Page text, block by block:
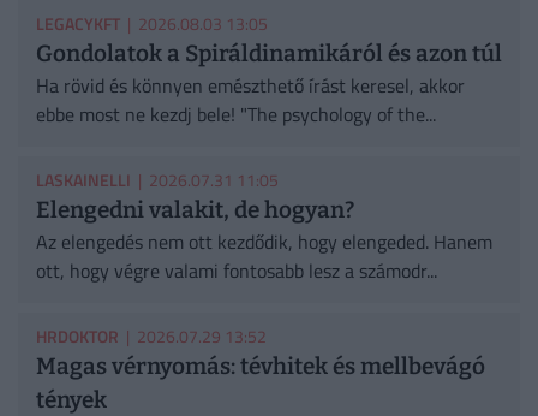
LEGACYKFT | 2026.08.03 13:05
Gondolatok a Spiráldinamikáról és azon túl
Ha rövid és könnyen emészthető írást keresel, akkor
ebbe most ne kezdj bele! "The psychology of the...
LASKAINELLI | 2026.07.31 11:05
Elengedni valakit, de hogyan?
Az elengedés nem ott kezdődik, hogy elengeded. Hanem
ott, hogy végre valami fontosabb lesz a számodr...
HRDOKTOR | 2026.07.29 13:52
Magas vérnyomás: tévhitek és mellbevágó
tények